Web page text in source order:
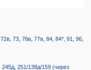
,72в ,73 ,76в ,77в ,84 ,84* ,91 ,96
,245д ,251/138д/159 (через